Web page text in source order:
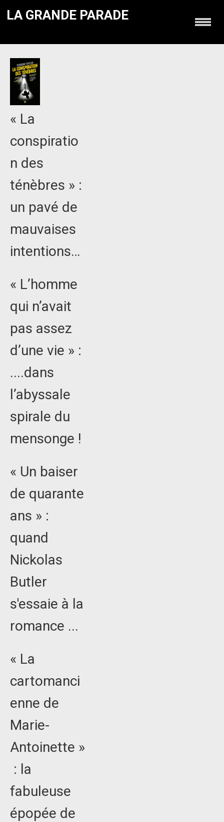
LA GRANDE PARADE
« La
conspiratio
n des
ténèbres » :
un pavé de
mauvaises
intentions…
« L’homme
qui n’avait
pas assez
d’une vie » :
....dans
l’abyssale
spirale du
mensonge !
« Un baiser
de quarante
ans » :
quand
Nickolas
Butler
s'essaie à la
romance ...
« La
cartomanci
enne de
Marie-
Antoinette »
: la
fabuleuse
épopée de